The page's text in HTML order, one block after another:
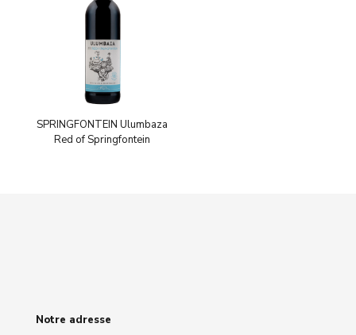
SPRINGFONTEIN Ulumbaza
Red of Springfontein
Notre adresse